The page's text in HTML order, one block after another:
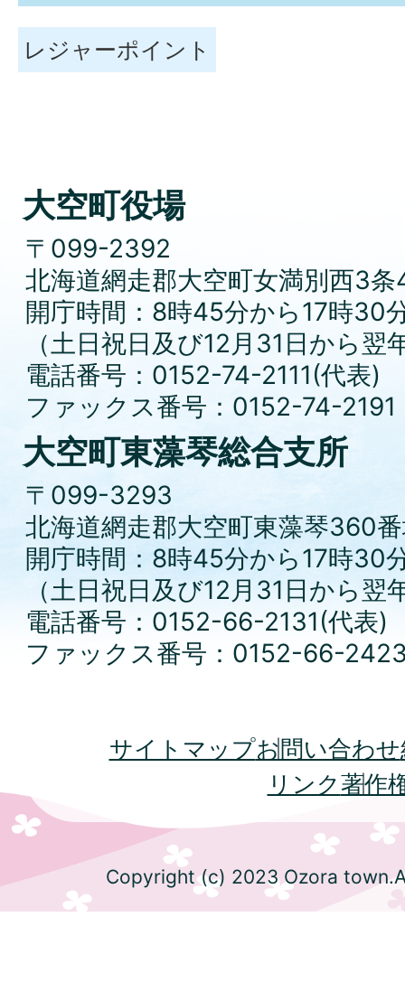
レジャーポイント
大空町役場
〒099-2392
北海道網走郡大空町女満別西3条
開庁時間：8時45分から17時30
（土日祝日及び12月31日から
電話番号：0152-74-2111(代表)
ファックス番号：0152-74-2191
大空町東藻琴総合支所
〒099-3293
北海道網走郡大空町東藻琴360
開庁時間：8時45分から17時30
（土日祝日及び12月31日から
電話番号：0152-66-2131(代表)
ファックス番号：0152-66-
サイトマップお問い合わせ
リンク著作
Copyright (c) 2023 Ozora